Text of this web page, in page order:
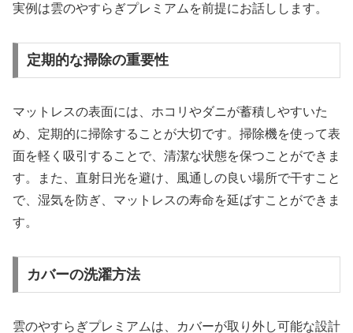
実例は雲のやすらぎプレミアムを前提にお話しします。
定期的な掃除の重要性
マットレスの表面には、ホコリやダニが蓄積しやすいた
め、定期的に掃除することが大切です。掃除機を使って表
面を軽く吸引することで、清潔な状態を保つことができま
す。また、直射日光を避け、風通しの良い場所で干すこと
で、湿気を防ぎ、マットレスの寿命を延ばすことができま
す。
カバーの洗濯方法
雲のやすらぎプレミアムは、カバーが取り外し可能な設計